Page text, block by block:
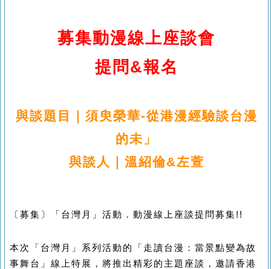
募集動漫線上座談會
提問&報名
與談題目｜須臾榮華-從港漫經驗談台漫
的未」
與談人｜溫紹倫&左萱
〔募集〕 「台灣月」活動．動漫線上座談提問募集!!
本次「台灣月」系列活動的「走讀台漫：當景點變為故
事舞台」線上特展，將推出精彩的主題座談，邀請香港